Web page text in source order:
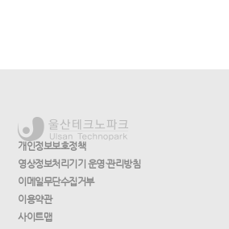
개인정보보호정책
영상정보처리기기 운영·관리방침
이메일무단수집거부
이용약관
사이트맵